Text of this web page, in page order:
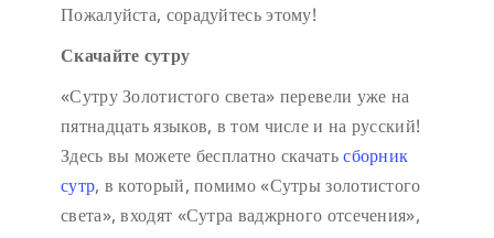
Пожалуйста, сорадуйтесь этому!
Скачайте сутру
«Сутру Золотистого света» перевели уже на
пятнадцать языков, в том числе и на русский!
Здесь вы можете бесплатно скачатьсборник
сутр, в который, помимо «Сутры золотистого
света», входят «Сутра ваджрного отсечения»,